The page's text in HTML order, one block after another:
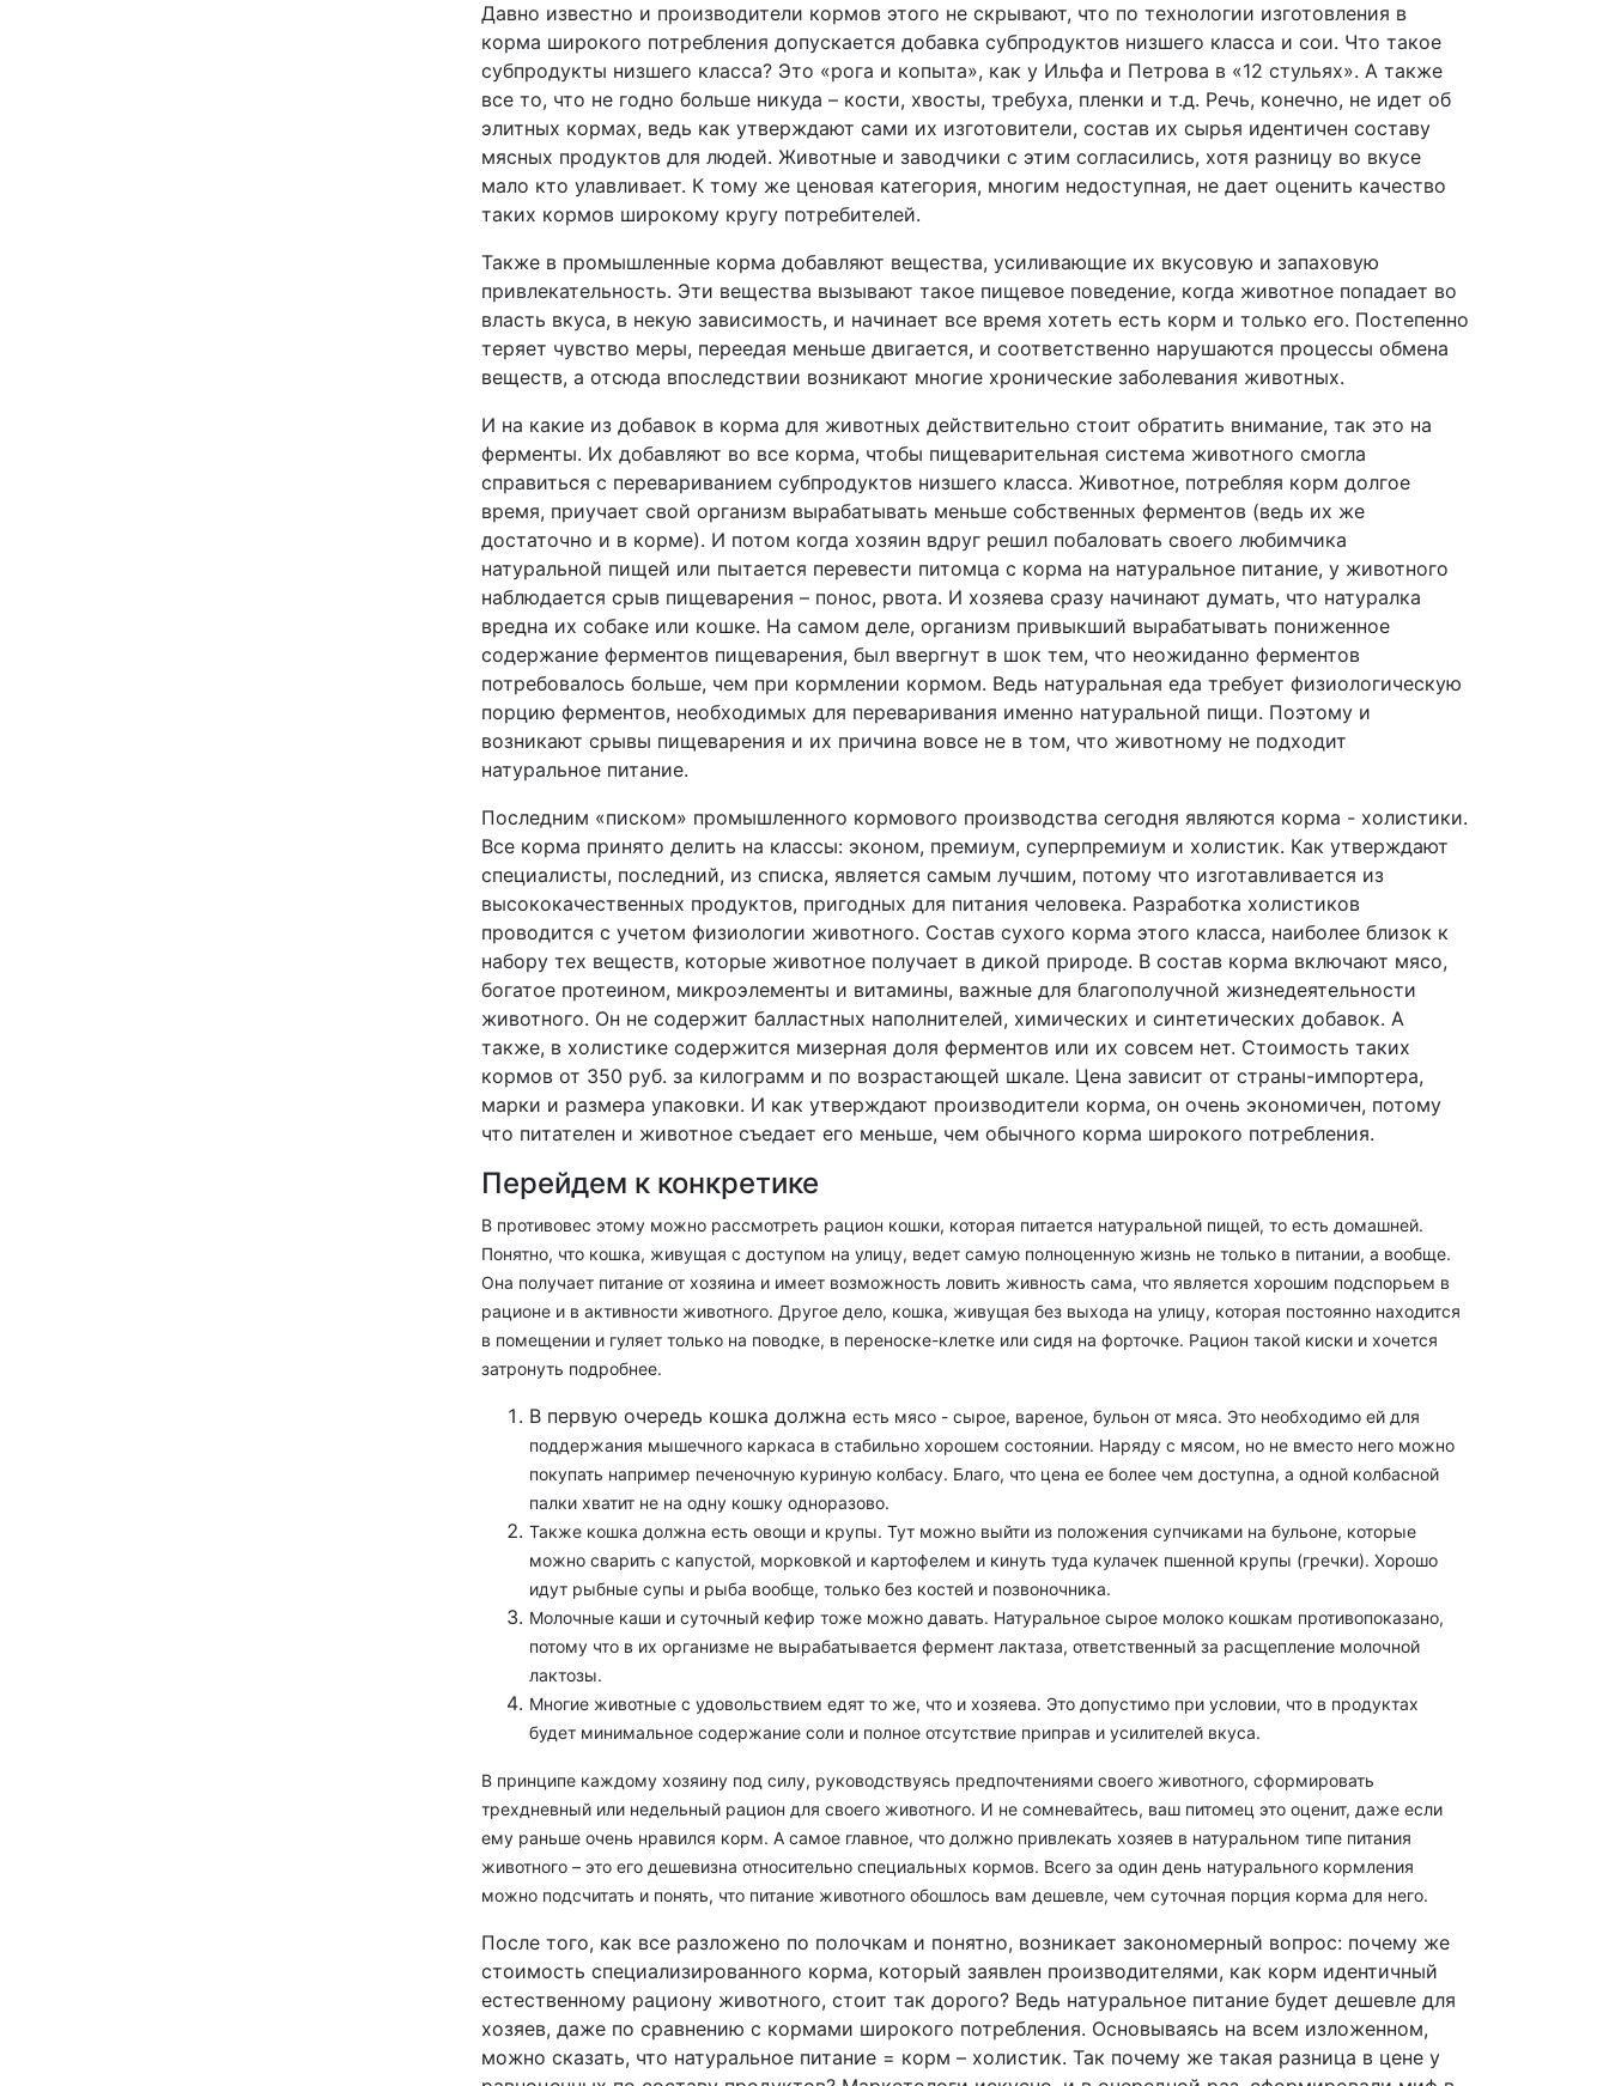
Давно известно и производители кормов этого не скрывают, что по технологии изготовления в
корма широкого потребления допускается добавка субпродуктов низшего класса и сои. Что такое
субпродукты низшего класса? Это «рога и копыта», как у Ильфа и Петрова в «12 стульях». А также
все то, что не годно больше никуда – кости, хвосты, требуха, пленки и т.д. Речь, конечно, не идет об
элитных кормах, ведь как утверждают сами их изготовители, состав их сырья идентичен составу
мясных продуктов для людей. Животные и заводчики с этим согласились, хотя разницу во вкусе
мало кто улавливает. К тому же ценовая категория, многим недоступная, не дает оценить качество
таких кормов широкому кругу потребителей.
Также в промышленные корма добавляют вещества, усиливающие их вкусовую и запаховую
привлекательность. Эти вещества вызывают такое пищевое поведение, когда животное попадает во
власть вкуса, в некую зависимость, и начинает все время хотеть есть корм и только его. Постепенно
теряет чувство меры, переедая меньше двигается, и соответственно нарушаются процессы обмена
веществ, а отсюда впоследствии возникают многие хронические заболевания животных.
И на какие из добавок в корма для животных действительно стоит обратить внимание, так это на
ферменты. Их добавляют во все корма, чтобы пищеварительная система животного смогла
справиться с перевариванием субпродуктов низшего класса. Животное, потребляя корм долгое
время, приучает свой организм вырабатывать меньше собственных ферментов (ведь их же
достаточно и в корме). И потом когда хозяин вдруг решил побаловать своего любимчика
натуральной пищей или пытается перевести питомца с корма на натуральное питание, у животного
наблюдается срыв пищеварения – понос, рвота. И хозяева сразу начинают думать, что натуралка
вредна их собаке или кошке. На самом деле, организм привыкший вырабатывать пониженное
содержание ферментов пищеварения, был ввергнут в шок тем, что неожиданно ферментов
потребовалось больше, чем при кормлении кормом. Ведь натуральная еда требует физиологическую
порцию ферментов, необходимых для переваривания именно натуральной пищи. Поэтому и
возникают срывы пищеварения и их причина вовсе не в том, что животному не подходит
натуральное питание.
Последним «писком» промышленного кормового производства сегодня являются корма - холистики.
Все корма принято делить на классы: эконом, премиум, суперпремиум и холистик. Как утверждают
специалисты, последний, из списка, является самым лучшим, потому что изготавливается из
высококачественных продуктов, пригодных для питания человека. Разработка холистиков
проводится с учетом физиологии животного. Состав сухого корма этого класса, наиболее близок к
набору тех веществ, которые животное получает в дикой природе. В состав корма включают мясо,
богатое протеином, микроэлементы и витамины, важные для благополучной жизнедеятельности
животного. Он не содержит балластных наполнителей, химических и синтетических добавок. А
также, в холистике содержится мизерная доля ферментов или их совсем нет. Стоимость таких
кормов от 350 руб. за килограмм и по возрастающей шкале. Цена зависит от страны-импортера,
марки и размера упаковки. И как утверждают производители корма, он очень экономичен, потому
что питателен и животное съедает его меньше, чем обычного корма широкого потребления.
Перейдем к конкретике
В противовес этому можно рассмотреть рацион кошки, которая питается натуральной пищей, то есть домашней.
Понятно, что кошка, живущая с доступом на улицу, ведет самую полноценную жизнь не только в питании, а вообще.
Она получает питание от хозяина и имеет возможность ловить живность сама, что является хорошим подспорьем в
рационе и в активности животного. Другое дело, кошка, живущая без выхода на улицу, которая постоянно находится
в помещении и гуляет только на поводке, в переноске-клетке или сидя на форточке. Рацион такой киски и хочется
затронуть подробнее.
В первую очередь кошка должна есть мясо - сырое, вареное, бульон от мяса. Это необходимо ей для
поддержания мышечного каркаса в стабильно хорошем состоянии. Наряду с мясом, но не вместо него можно
покупать например печеночную куриную колбасу. Благо, что цена ее более чем доступна, а одной колбасной
палки хватит не на одну кошку одноразово.
Также кошка должна есть овощи и крупы. Тут можно выйти из положения супчиками на бульоне, которые
можно сварить с капустой, морковкой и картофелем и кинуть туда кулачек пшенной крупы (гречки). Хорошо
идут рыбные супы и рыба вообще, только без костей и позвоночника.
Молочные каши и суточный кефир тоже можно давать. Натуральное сырое молоко кошкам противопоказано,
потому что в их организме не вырабатывается фермент лактаза, ответственный за расщепление молочной
лактозы.
Многие животные с удовольствием едят то же, что и хозяева. Это допустимо при условии, что в продуктах
будет минимальное содержание соли и полное отсутствие приправ и усилителей вкуса.
В принципе каждому хозяину под силу, руководствуясь предпочтениями своего животного, сформировать
трехдневный или недельный рацион для своего животного. И не сомневайтесь, ваш питомец это оценит, даже если
ему раньше очень нравился корм. А самое главное, что должно привлекать хозяев в натуральном типе питания
животного – это его дешевизна относительно специальных кормов. Всего за один день натурального кормления
можно подсчитать и понять, что питание животного обошлось вам дешевле, чем суточная порция корма для него.
После того, как все разложено по полочкам и понятно, возникает закономерный вопрос: почему же
стоимость специализированного корма, который заявлен производителями, как корм идентичный
естественному рациону животного, стоит так дорого? Ведь натуральное питание будет дешевле для
хозяев, даже по сравнению с кормами широкого потребления. Основываясь на всем изложенном,
можно сказать, что натуральное питание = корм – холистик. Так почему же такая разница в цене у